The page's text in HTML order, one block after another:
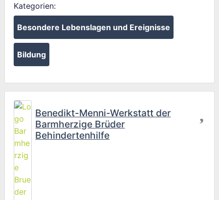
Kategorien:
Besondere Lebenslagen und Ereignisse
Bildung
Benedikt-Menni-Werkstatt der
Barmherzige Brüder
Behindertenhilfe